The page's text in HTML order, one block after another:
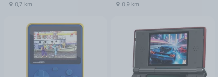
0,7 km 0,9 km